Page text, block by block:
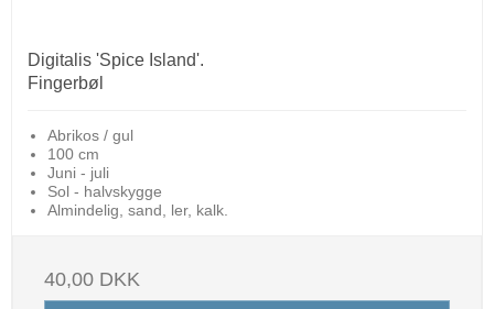
Digitalis 'Spice Island'.
Fingerbøl
Abrikos / gul
100 cm
Juni - juli
Sol - halvskygge
Almindelig, sand, ler, kalk.
40,00 DKK